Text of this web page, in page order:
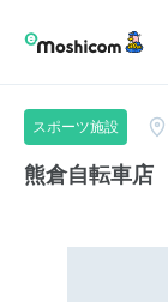
スポーツ施設
熊倉自転車店